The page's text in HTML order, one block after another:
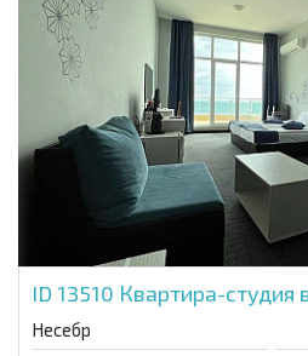
ID 13510 Квартира-студия
Несебр